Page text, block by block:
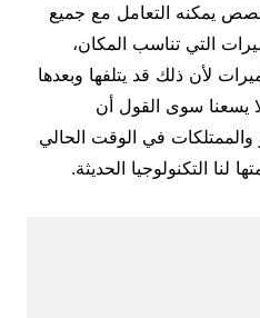
يمكنه التعامل مع جميع
التي تناسب المكان،
لأن ذلك قد يتلفها وبعدها
لا يسعنا سوى القول أن
في الوقت الحالي
لنا التكنولوجيا الحديثة.